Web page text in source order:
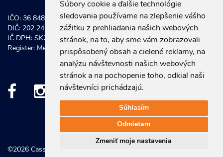
Súbory cookie a ďalšie technológie
sledovania používame na zlepšenie vášho
zážitku z prehliadania našich webových
stránok, na to, aby sme vám zobrazovali
prispôsobený obsah a cielené reklamy, na
analýzu návštevnosti našich webových
stránok a na pochopenie toho, odkiaľ naši
návštevníci prichádzajú.
Súhlasím
Odmietam
Zmeniť moje nastavenia
IČO: 36 848 921
DIČ: 202 247 0934
IČ DPH: SK202 247 0934
Register: Mestský súd Košice, Odd. Sro vložka č.: 20581/V
©2026 Cassovia Consulting Group, s.r.o.